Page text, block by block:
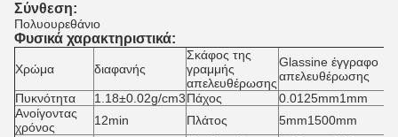
Σύνθεση:
Πολυουρεθάνιο
Φυσικά χαρακτηριστικά:
Χρώμα διαφανής
Σκάφος της
γραμμής
απελευθέρωσης
Glassine έγγραφο
απελευθέρωσης
Πυκνότητα
1.18±0.02g/cm3Πάχος
0.0125mm1mm
Ανοίγοντας
χρόνος
12min Πλάτος 5mm1500mm